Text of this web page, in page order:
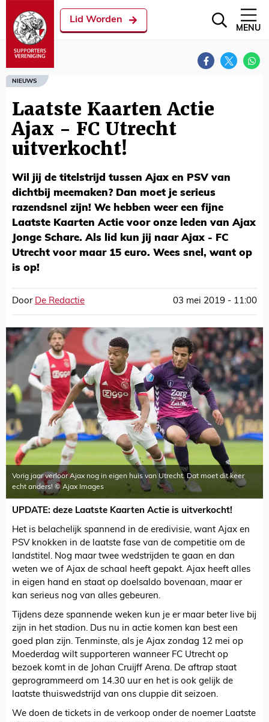
Lid Worden
MENU
NIEUWS
Laatste Kaarten Actie
Ajax - FC Utrecht
uitverkocht!
Wil jij de titelstrijd tussen Ajax en PSV van
dichtbij meemaken? Dan moet je serieus
razendsnel zijn! We hebben weer een fijne
Laatste Kaarten Actie voor onze leden van Ajax
Jonge Schare. Als lid kun jij naar Ajax - FC
Utrecht voor maar 15 euro. Wees snel, want op
is op!
Door De Redactie 03 mei 2019 - 11:00
Vorig jaar verloor Ajax nog in eigen huis van Utrecht. Dat moet dit keer
echt anders! © Ajax Images
UPDATE: deze Laatste Kaarten Actie is uitverkocht!
Het is belachelijk spannend in de eredivisie, want Ajax en
PSV knokken in de laatste fase van de competitie om de
landstitel. Nog maar twee wedstrijden te gaan en dan
weten we of Ajax de schaal heeft gepakt. Ajax heeft alles
in eigen hand en staat op doelsaldo bovenaan, maar er
kan serieus nog van alles gebeuren.
Tijdens deze spannende weken kun je er maar beter live bij
zijn in het stadion. Dus nu in actie komen kan best een
goed plan zijn. Tenminste, als je Ajax zondag 12 mei op
Moederdag wilt supporteren wanneer FC Utrecht op
bezoek komt in de Johan Cruijff Arena. De aftrap staat
geprogrammeerd om 14.30 uur en het is ook gelijk de
laatste thuiswedstrijd van ons cluppie dit seizoen.
We doen de tickets in de verkoop onder de noemer Laatste